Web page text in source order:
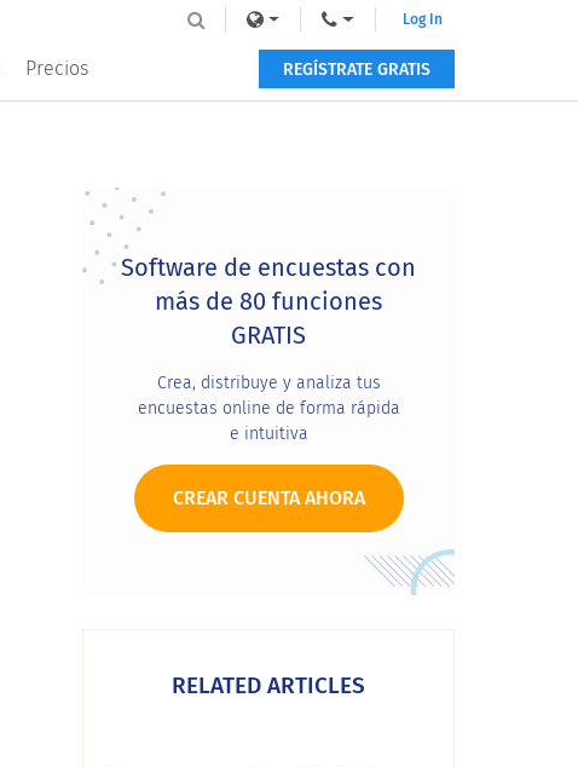
Precios
Log In
REGÍSTRATE GRATIS
Primary
Sidebar
Software de encuestas con
más de 80 funciones
GRATIS
Crea, distribuye y analiza tus
encuestas online de forma rápida
e intuitiva
CREAR CUENTA AHORA
RELATED ARTICLES